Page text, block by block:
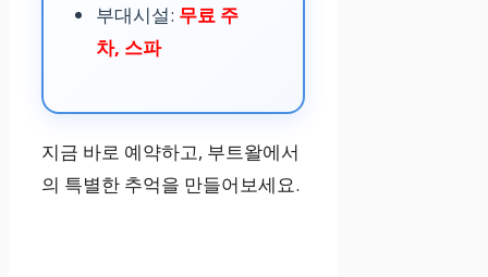
부대시설: 무료 주
차, 스파
지금 바로 예약하고, 부트왈에서
의 특별한 추억을 만들어보세요.